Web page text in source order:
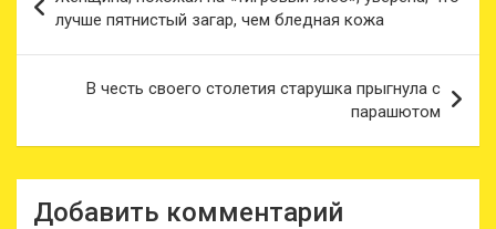
по
записям
лучше пятнистый загар, чем бледная кожа
В честь своего столетия старушка прыгнула с
парашютом
Добавить комментарий